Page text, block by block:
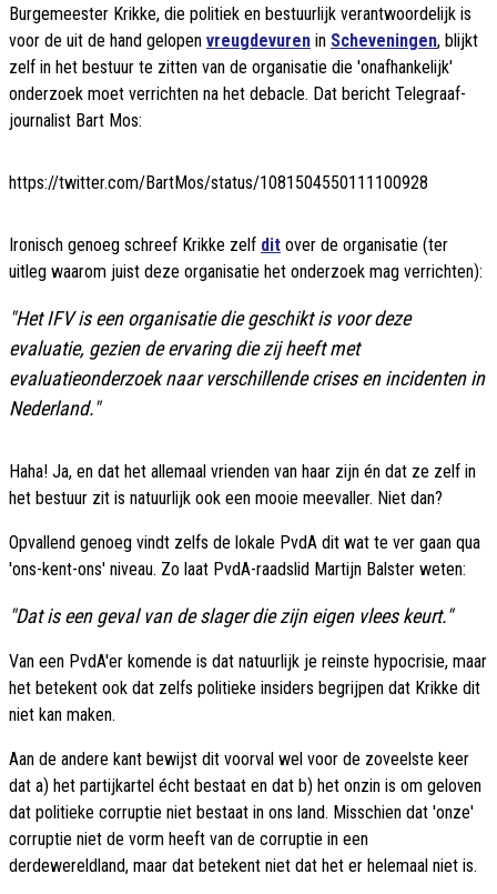
Burgemeester Krikke, die politiek en bestuurlijk verantwoordelijk is
voor de uit de hand gelopen vreugdevuren in Scheveningen, blijkt
zelf in het bestuur te zitten van de organisatie die 'onafhankelijk'
onderzoek moet verrichten na het debacle. Dat bericht Telegraaf-
journalist Bart Mos:
https://twitter.com/BartMos/status/1081504550111100928
Ironisch genoeg schreef Krikke zelf dit over de organisatie (ter
uitleg waarom juist deze organisatie het onderzoek mag verrichten):
"Het IFV is een organisatie die geschikt is voor deze
evaluatie, gezien de ervaring die zij heeft met
evaluatieonderzoek naar verschillende crises en incidenten in
Nederland."
Haha! Ja, en dat het allemaal vrienden van haar zijn én dat ze zelf in
het bestuur zit is natuurlijk ook een mooie meevaller. Niet dan?
Opvallend genoeg vindt zelfs de lokale PvdA dit wat te ver gaan qua
'ons-kent-ons' niveau. Zo laat PvdA-raadslid Martijn Balster weten:
"Dat is een geval van de slager die zijn eigen vlees keurt."
Van een PvdA'er komende is dat natuurlijk je reinste hypocrisie, maar
het betekent ook dat zelfs politieke insiders begrijpen dat Krikke dit
niet kan maken.
Aan de andere kant bewijst dit voorval wel voor de zoveelste keer
dat a) het partijkartel écht bestaat en dat b) het onzin is om geloven
dat politieke corruptie niet bestaat in ons land. Misschien dat 'onze'
corruptie niet de vorm heeft van de corruptie in een
derdewereldland, maar dat betekent niet dat het er helemaal niet is.